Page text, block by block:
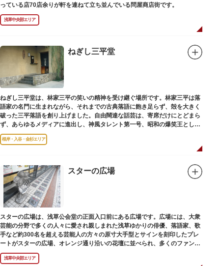
っている店70店余りが軒を連ねて立ち並んでいる問屋商店街です。
浅草中央部エリア
ねぎし三平堂
ねぎし三平堂は、林家三平の笑いの精神を受け継ぐ場所です。林家三平は落
語家の名門に生まれながら、それまでの古典落語に飽き足らず、殻を大きく
破った三平落語を創り上げました。自由闊達な話芸は、寄席だけにとどまら
ず、あらゆるメディアに進出し、神風タレント第一号、昭和の爆笑王とし
て、いつまでも日本人の心に残っています。
根岸・入谷・金杉エリア
スターの広場
スターの広場は、浅草公会堂の正面入口前にある広場です。広場には、大衆
芸能の分野で多くの人々に愛され親しまれた浅草ゆかりの俳優、落語家、歌
手など約300名を超える芸能人の方々の原寸大手型とサインを刻印したプレ
ートがスターの広場、オレンジ通り沿いの花壇に並べられ、多くのファンに
親しまれています。
浅草中央部エリア